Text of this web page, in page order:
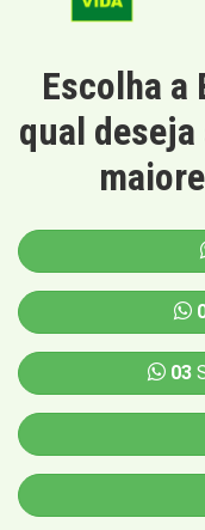
Escolha a
qual
03